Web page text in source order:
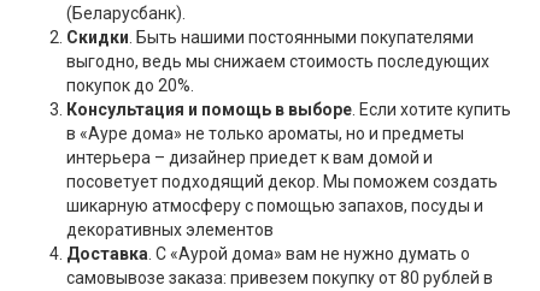
(Беларусбанк).
Скидки . Быть нашими постоянными покупателями
выгодно, ведь мы снижаем стоимость последующих
покупок до 20%.
Консультация и помощь в выборе . Если хотите купить
в «Ауре дома» не только ароматы, но и предметы
интерьера – дизайнер приедет к вам домой и
посоветует подходящий декор. Мы поможем создать
шикарную атмосферу с помощью запахов, посуды и
декоративных элементов
Доставка . С «Аурой дома» вам не нужно думать о
самовывозе заказа: привезем покупку от 80 рублей в